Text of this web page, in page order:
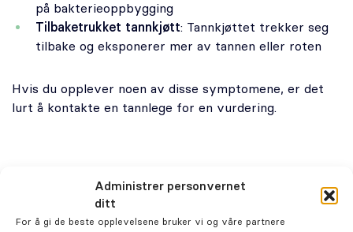
Administrer personvernet
ditt
For å gi de beste opplevelsene bruker vi og våre partnere
på bakterieoppbygging
Tilbaketrukket tannkjøtt: Tannkjøttet trekker seg
tilbake og eksponerer mer av tannen eller roten
Hvis du opplever noen av disse symptomene, er det
lurt å kontakte en tannlege for en vurdering.
Hvordan kan hovent tannkjøtt
behandles effektivt?